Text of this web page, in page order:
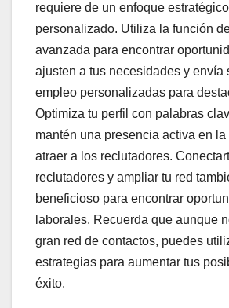
requiere de un enfoque
personalizado. Utiliza la función
avanzada para encontrar
ajusten a tus necesidades y envía
empleo personalizadas para
Optimiza tu perfil con palabras
mantén una presencia activa en
atraer a los reclutadores.
reclutadores y ampliar tu red
beneficioso para encontrar
laborales. Recuerda que aunque
gran red de contactos, puedes
estrategias para aumentar tus
éxito.